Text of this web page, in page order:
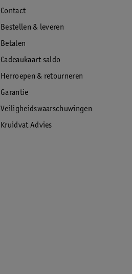
Contact
Bestellen & leveren
Betalen
Cadeaukaart saldo
Herroepen & retourneren
Garantie
Veiligheidswaarschuwingen
Kruidvat Advies